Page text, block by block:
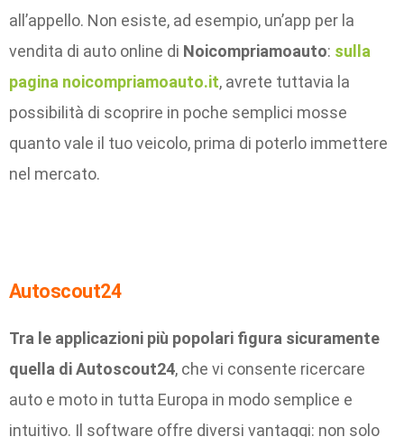
all’appello. Non esiste, ad esempio, un’app per la
vendita di auto online di Noicompriamoauto: sulla
pagina noicompriamoauto.it, avrete tuttavia la
possibilità di scoprire in poche semplici mosse
quanto vale il tuo veicolo, prima di poterlo immettere
nel mercato.
Autoscout24
Tra le applicazioni più popolari figura sicuramente
quella di Autoscout24, che vi consente ricercare
auto e moto in tutta Europa in modo semplice e
intuitivo. Il software offre diversi vantaggi: non solo